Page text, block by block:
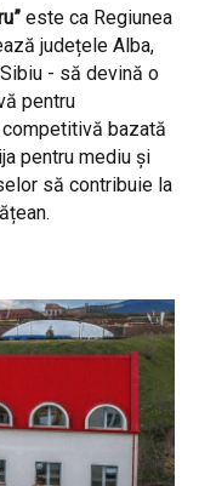
este ca Regiunea
județele Alba,
- să devină o
pentru
bazată
pentru mediu și
să contribuie la